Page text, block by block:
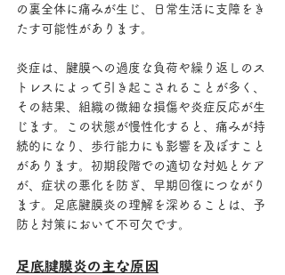
の裏全体に痛みが生じ、日常生活に支障をき
たす可能性があります。
炎症は、腱膜への過度な負荷や繰り返しのス
トレスによって引き起こされることが多く、
その結果、組織の微細な損傷や炎症反応が生
じます。この状態が慢性化すると、痛みが持
続的になり、歩行能力にも影響を及ぼすこと
があります。初期段階での適切な対処とケア
が、症状の悪化を防ぎ、早期回復につながり
ます。足底腱膜炎の理解を深めることは、予
防と対策において不可欠です。
足底腱膜炎の主な原因